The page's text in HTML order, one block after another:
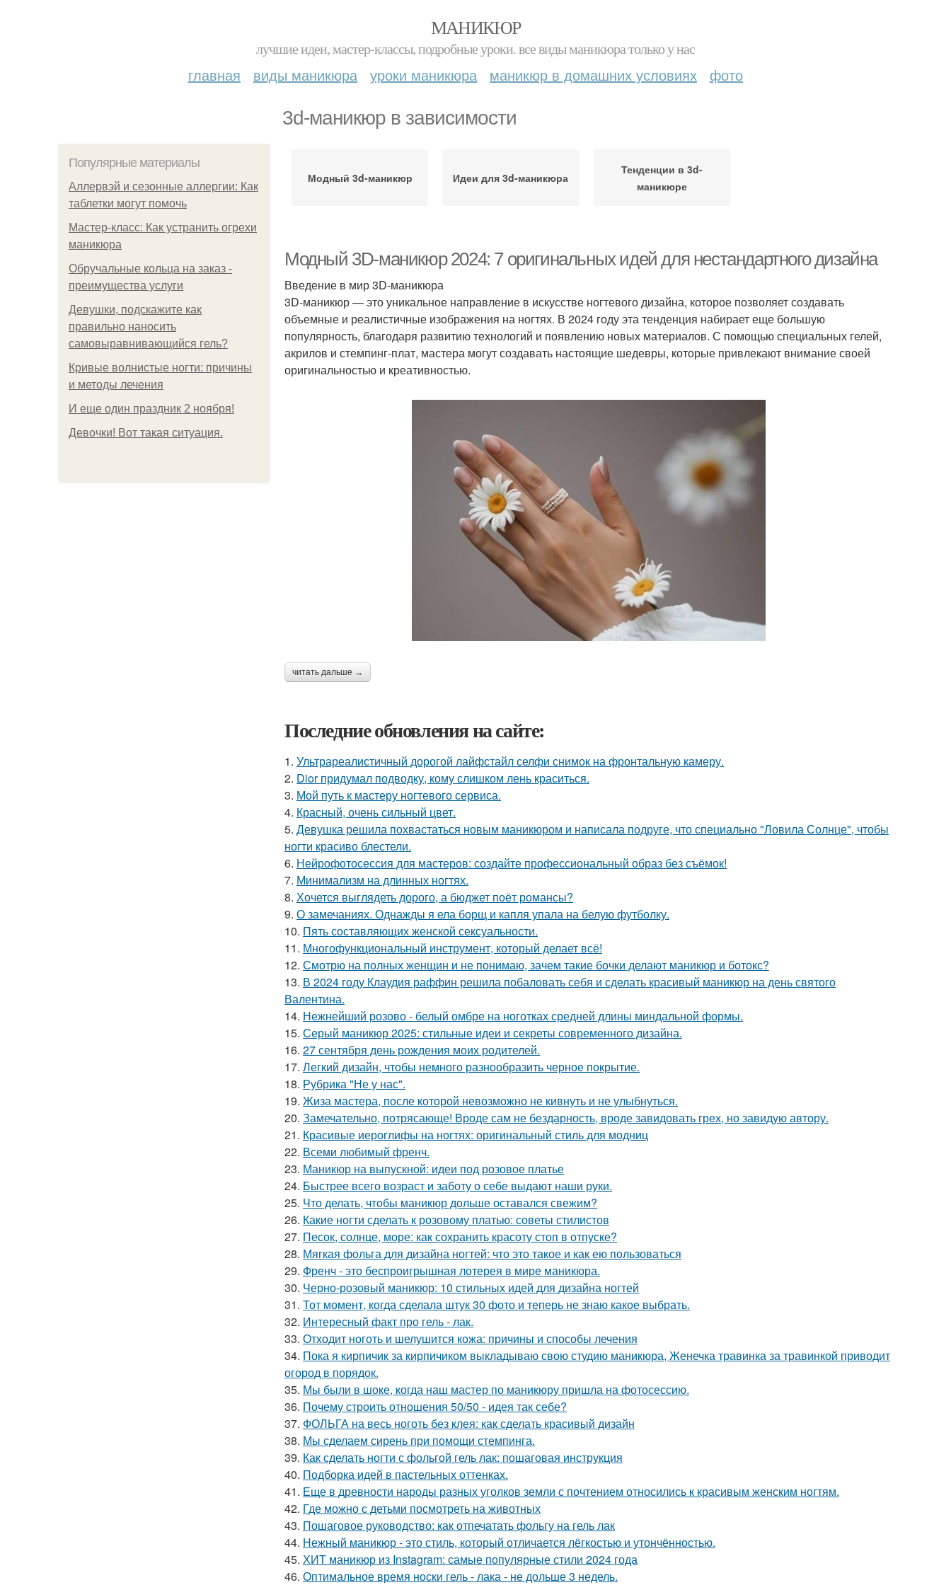
МАНИКЮР
лучшие идеи, мастер-классы, подробные уроки. все виды маникюра только у нас
главная виды маникюра уроки маникюра маникюр в домашних условиях фото
3d-маникюр в зависимости
Популярные материалы
Аллервэй и сезонные аллергии: Как
таблетки могут помочь
Мастер-класс: Как устранить огрехи
маникюра
Обручальные кольца на заказ -
преимущества услуги
Девушки, подскажите как
правильно наносить
самовыравнивающийся гель?
Кривые волнистые ногти: причины
и методы лечения
И еще один праздник 2 ноября!
Девочки! Вот такая ситуация.
Модный 3d-маникюр Идеи для 3d-маникюра
Тенденции в 3d-
маникюре
Модный 3D-маникюр 2024: 7 оригинальных идей для нестандартного дизайна
Введение в мир 3D-маникюра
3D-маникюр — это уникальное направление в искусстве ногтевого дизайна, которое позволяет создавать
объемные и реалистичные изображения на ногтях. В 2024 году эта тенденция набирает еще большую
популярность, благодаря развитию технологий и появлению новых материалов. С помощью специальных гелей,
акрилов и стемпинг-плат, мастера могут создавать настоящие шедевры, которые привлекают внимание своей
оригинальностью и креативностью.
читать дальше →
Последние обновления на сайте:
1. Ультрареалистичный дорогой лайфстайл селфи снимок на фронтальную камеру.
2. Dior придумал подводку, кому слишком лень краситься.
3. Мой путь к мастеру ногтевого сервиса.
4. Красный, очень сильный цвет.
5. Девушка решила похвастаться новым маникюром и написала подруге, что специально "Ловила Солнце", чтобы
ногти красиво блестели.
6. Нейрофотосессия для мастеров: создайте профессиональный образ без съёмок!
7. Минимализм на длинных ногтях.
8. Хочется выглядеть дорого, а бюджет поёт романсы?
9. О замечаниях. Однажды я ела борщ и капля упала на белую футболку.
10. Пять составляющих женской сексуальности.
11. Многофункциональный инструмент, который делает всё!
12. Смотрю на полных женщин и не понимаю, зачем такие бочки делают маникюр и ботокс?
13. В 2024 году Клаудия раффин решила побаловать себя и сделать красивый маникюр на день святого
Валентина.
14. Нежнейший розово - белый омбре на ноготках средней длины миндальной формы.
15. Серый маникюр 2025: стильные идеи и секреты современного дизайна.
16. 27 сентября день рождения моих родителей.
17. Легкий дизайн, чтобы немного разнообразить черное покрытие.
18. Рубрика "Не у нас".
19. Жиза мастера, после которой невозможно не кивнуть и не улыбнуться.
20. Замечательно, потрясающе! Вроде сам не бездарность, вроде завидовать грех, но завидую автору.
21. Красивые иероглифы на ногтях: оригинальный стиль для модниц
22. Всеми любимый френч.
23. Маникюр на выпускной: идеи под розовое платье
24. Быстрее всего возраст и заботу о себе выдают наши руки.
25. Что делать, чтобы маникюр дольше оставался свежим?
26. Какие ногти сделать к розовому платью: советы стилистов
27. Песок, солнце, море: как сохранить красоту стоп в отпуске?
28. Мягкая фольга для дизайна ногтей: что это такое и как ею пользоваться
29. Френч - это беспроигрышная лотерея в мире маникюра.
30. Черно-розовый маникюр: 10 стильных идей для дизайна ногтей
31. Тот момент, когда сделала штук 30 фото и теперь не знаю какое выбрать.
32. Интересный факт про гель - лак.
33. Отходит ноготь и шелушится кожа: причины и способы лечения
34. Пока я кирпичик за кирпичиком выкладываю свою студию маникюра, Женечка травинка за травинкой приводит
огород в порядок.
35. Мы были в шоке, когда наш мастер по маникюру пришла на фотосессию.
36. Почему строить отношения 50/50 - идея так себе?
37. ФОЛЬГА на весь ноготь без клея: как сделать красивый дизайн
38. Мы сделаем сирень при помощи стемпинга.
39. Как сделать ногти с фольгой гель лак: пошаговая инструкция
40. Подборка идей в пастельных оттенках.
41. Еще в древности народы разных уголков земли с почтением относились к красивым женским ногтям.
42. Где можно с детьми посмотреть на животных
43. Пошаговое руководство: как отпечатать фольгу на гель лак
44. Нежный маникюр - это стиль, который отличается лёгкостью и утончённостью.
45. ХИТ маникюр из Instagram: самые популярные стили 2024 года
46. Оптимальное время носки гель - лака - не дольше 3 недель.